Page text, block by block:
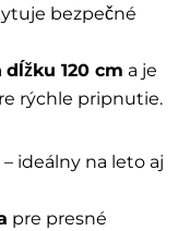
bezpečné
dĺžku 120 cm a je
rýchle pripnutie.
– ideálny na leto aj
pre presné